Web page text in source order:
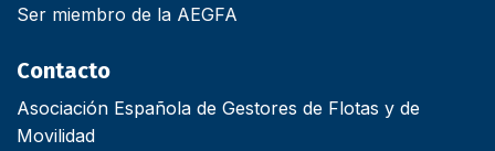
Ser miembro de la AEGFA
Contacto
Asociación Española de Gestores de Flotas y de
Movilidad